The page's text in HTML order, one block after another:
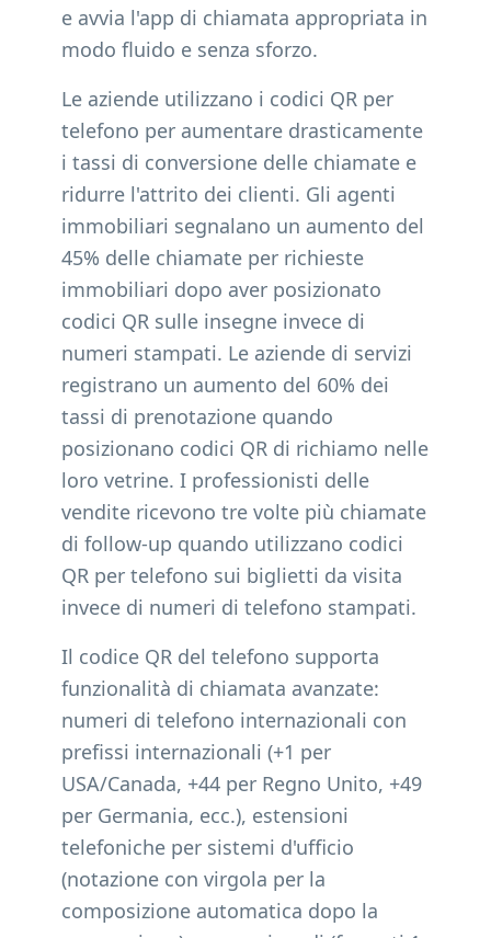
e avvia l'app di chiamata appropriata in
modo fluido e senza sforzo.
Le aziende utilizzano i codici QR per
telefono per aumentare drasticamente
i tassi di conversione delle chiamate e
ridurre l'attrito dei clienti. Gli agenti
immobiliari segnalano un aumento del
45% delle chiamate per richieste
immobiliari dopo aver posizionato
codici QR sulle insegne invece di
numeri stampati. Le aziende di servizi
registrano un aumento del 60% dei
tassi di prenotazione quando
posizionano codici QR di richiamo nelle
loro vetrine. I professionisti delle
vendite ricevono tre volte più chiamate
di follow-up quando utilizzano codici
QR per telefono sui biglietti da visita
invece di numeri di telefono stampati.
Il codice QR del telefono supporta
funzionalità di chiamata avanzate:
numeri di telefono internazionali con
prefissi internazionali (+1 per
USA/Canada, +44 per Regno Unito, +49
per Germania, ecc.), estensioni
telefoniche per sistemi d'ufficio
(notazione con virgola per la
composizione automatica dopo la